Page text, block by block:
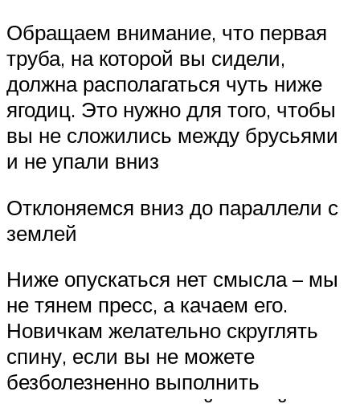
Обращаем внимание, что первая
труба, на которой вы сидели,
должна располагаться чуть ниже
ягодиц. Это нужно для того, чтобы
вы не сложились между брусьями
и не упали вниз
Отклоняемся вниз до параллели с
землей
Ниже опускаться нет смысла – мы
не тянем пресс, а качаем его.
Новичкам желательно скруглять
спину, если вы не можете
безболезненно выполнить